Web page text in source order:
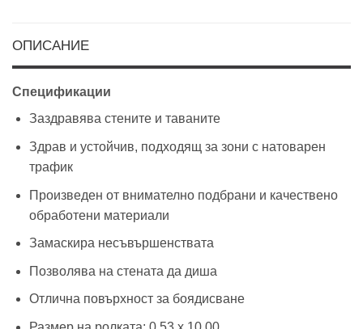
ОПИСАНИЕ
Спецификации
Заздравява стените и таваните
Здрав и устойчив, подходящ за зони с натоварен
трафик
Произведен от внимателно подбрани и качествено
обработени материали
Замаскира несъвършенствата
Позволява на стената да диша
Отлична повърхност за боядисване